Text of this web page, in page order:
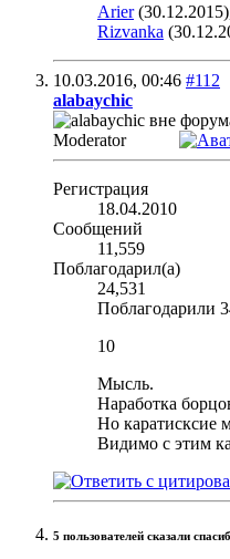
Arier
Rizvanka
10.03.2016, 00:46 #112
alabaychic
Moderator
Регистрация
18.04.2010
Сообщений
11,559
Поблагодарил(а)
24,531
Поблагодарили
10
Мысль.
Наработка
Но каратисксие
Видимо с этим
5 пользователей сказали